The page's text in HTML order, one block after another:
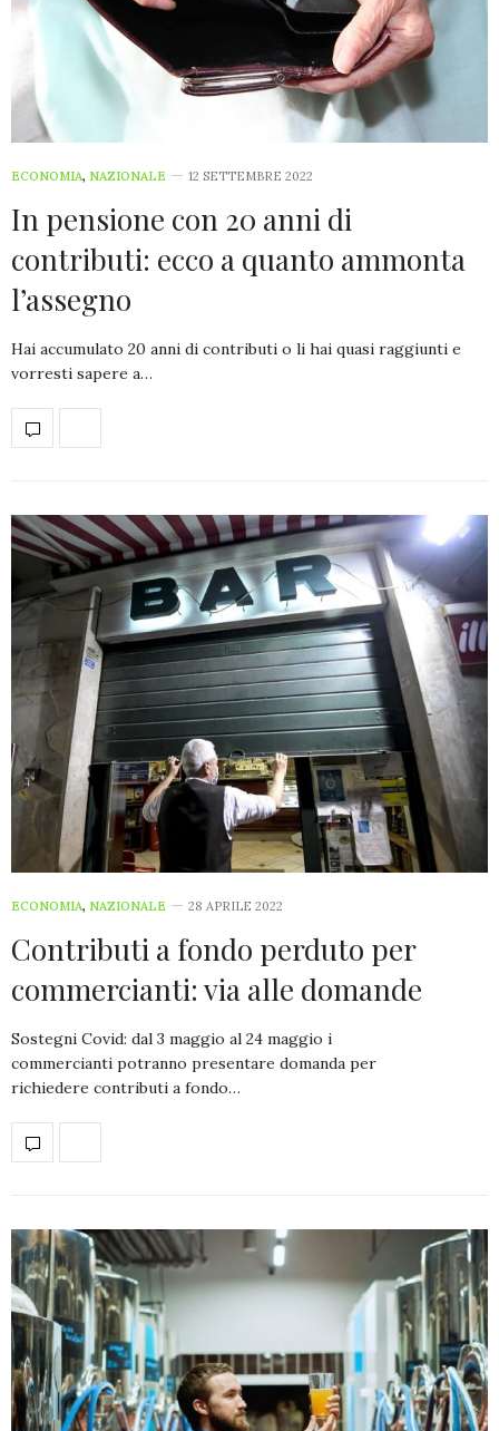
ECONOMIA, NAZIONALE 12 SETTEMBRE 2022
In pensione con 20 anni di
contributi: ecco a quanto ammonta
l’assegno
Hai accumulato 20 anni di contributi o li hai quasi raggiunti e
vorresti sapere a…
ECONOMIA, NAZIONALE 28 APRILE 2022
Contributi a fondo perduto per
commercianti: via alle domande
Sostegni Covid: dal 3 maggio al 24 maggio i
commercianti potranno presentare domanda per
richiedere contributi a fondo…